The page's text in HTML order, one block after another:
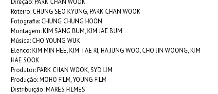
Roteiro: CHUNG SEO KYUNG, PARK CHAN WOOK
Fotografia: CHUNG CHUNG HOON
Montagem: KIM SANG BUM, KIM JAE BUM
Música: CHO YOUNG WUK
Elenco: KIM MIN HEE, KIM TAE RI, HA JUNG WOO, CHO JIN WOONG, KIM
HAE SOOK
Produtor: PARK CHAN WOOK, SYD LIM
Produção: MOHO FILM, YOUNG FILM
Distribuição: MARES FILMES